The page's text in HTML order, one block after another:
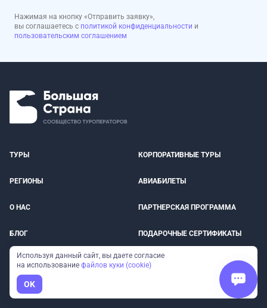
Нажимая на кнопку «Отправить заявку»,
вы соглашаетесь с политикой конфиденциальности и
пользовательским соглашением
ТУРЫ КОРПОРАТИВНЫЕ ТУРЫ
РЕГИОНЫ АВИАБИЛЕТЫ
О НАС ПАРТНЕРСКАЯ ПРОГРАММА
БЛОГ ПОДАРОЧНЫЕ СЕРТИФИКАТЫ
КОНТАКТЫ МЫ В СМИ
ОПЛАТА СТРАХОВКА ПУТЕШЕСТВЕННИКОВ
Используя данный сайт, вы даете согласие
на использование файлов куки (cookie)
OK